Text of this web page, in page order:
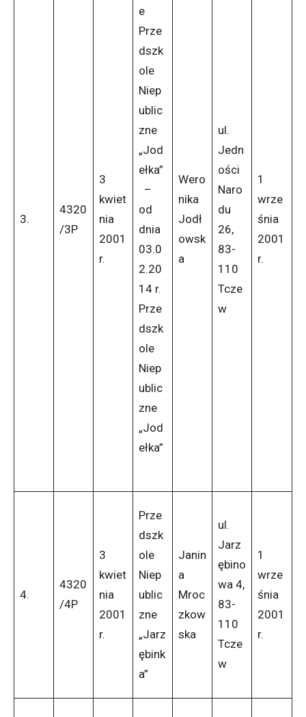
3.
4320
/3P
3
kwiet
nia
2001
r.
e
Prze
dszk
ole
Niep
ublic
zne
„Jod
ełka”
–
od
dnia
03.0
2.20
14 r.
Prze
dszk
ole
Niep
ublic
zne
„Jod
ełka”
Wero
nika
Jodł
owsk
a
ul.
Jedn
ości
Naro
du
26,
83-
110
Tcze
w
1
wrze
śnia
2001
r.
4.
4320
/4P
3
kwiet
nia
2001
r.
Prze
dszk
ole
Niep
ublic
zne
„Jarz
ębink
a”
Janin
a
Mroc
zkow
ska
ul.
Jarz
ębino
wa 4,
83-
110
Tcze
w
1
wrze
śnia
2001
r.